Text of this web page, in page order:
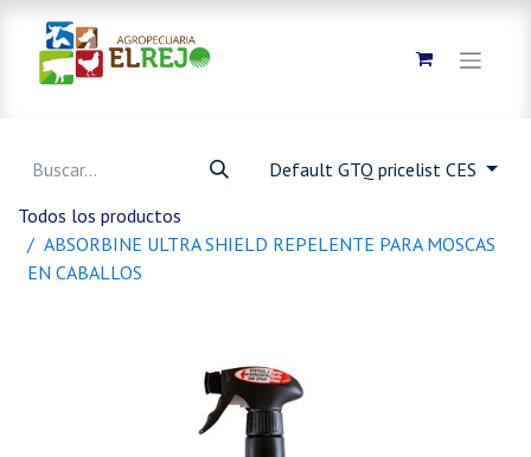
Default GTQ pricelist CES
Todos los productos
ABSORBINE ULTRA SHIELD REPELENTE PARA MOSCAS
EN CABALLOS